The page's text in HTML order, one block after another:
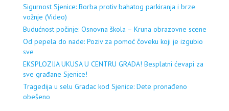
Sigurnost Sjenice: Borba protiv bahatog parkiranja i brze
vožnje (Video)
Budućnost počinje: Osnovna škola – Kruna obrazovne scene
Od pepela do nade: Poziv za pomoć čoveku koji je izgubio
sve
EKSPLOZIJA UKUSA U CENTRU GRADA! Besplatni ćevapi za
sve građane Sjenice!
Tragedija u selu Gradac kod Sjenice: Dete pronađeno
obešeno